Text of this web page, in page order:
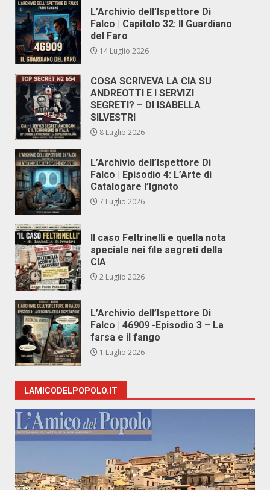
L’Archivio dell’Ispettore Di
Falco | Capitolo 32: Il Guardiano
del Faro
14 Luglio 2026
COSA SCRIVEVA LA CIA SU
ANDREOTTI E I SERVIZI
SEGRETI? – DI ISABELLA
SILVESTRI
8 Luglio 2026
L’Archivio dell’Ispettore Di
Falco | Episodio 4: L’Arte di
Catalogare l’Ignoto
7 Luglio 2026
Il caso Feltrinelli e quella nota
speciale nei file segreti della
CIA
2 Luglio 2026
L’Archivio dell’Ispettore Di
Falco | 46909 -Episodio 3 – La
farsa e il fango
1 Luglio 2026
LAMICODELPOPOLO.IT